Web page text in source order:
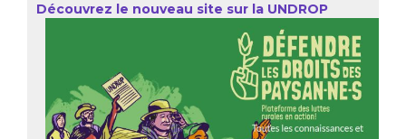
Découvrez le nouveau site sur la UNDROP